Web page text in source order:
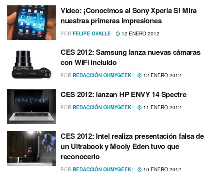
Video: ¡Conocimos al Sony Xperia S! Mira
nuestras primeras impresiones
POR FELIPE OVALLE 12 ENERO 2012
CES 2012: Samsung lanza nuevas cámaras
con WiFi incluido
POR REDACCIÓN OHMYGEEK! 12 ENERO 2012
CES 2012: lanzan HP ENVY 14 Spectre
POR REDACCIÓN OHMYGEEK! 11 ENERO 2012
CES 2012: Intel realiza presentación falsa de
un Ultrabook y Mooly Eden tuvo que
reconocerlo
POR REDACCIÓN OHMYGEEK! 10 ENERO 2012